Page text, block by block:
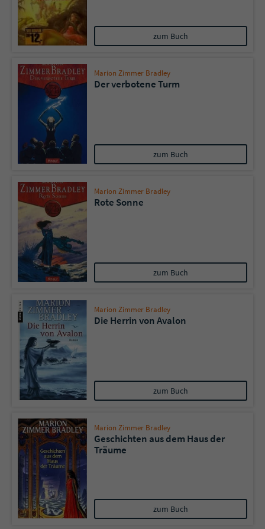
zum Buch
Marion Zimmer Bradley
Der verbotene Turm
zum Buch
Marion Zimmer Bradley
Rote Sonne
zum Buch
Marion Zimmer Bradley
Die Herrin von Avalon
zum Buch
Marion Zimmer Bradley
Geschichten aus dem Haus der
Träume
zum Buch
Name tx_pwcomments_ahash
Laufzeit 1 Jahr
Zweck
Name fe_typo_user
Laufzeit Session
Zweck
Kommunikation der Webseite mit dem
Benutzer. Es wird benötigt um z. B. den
Sicherheitscode des Kontaktformulars zu
überprüfen.